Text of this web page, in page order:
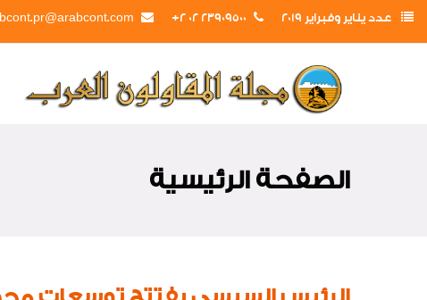
عدد يناير وفبراير 2019 23909500 02 2+
الصفحة الرئيسية